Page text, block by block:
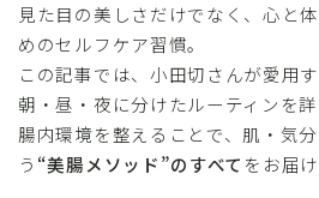
見た目の美しさだけでなく、心と
めのセルフケア習慣。
この記事では、小田切さんが愛用す
朝・昼・夜に分けたルーティンを詳
腸内環境を整えることで、肌・気
う “美腸メソッド”のすべて をお届け